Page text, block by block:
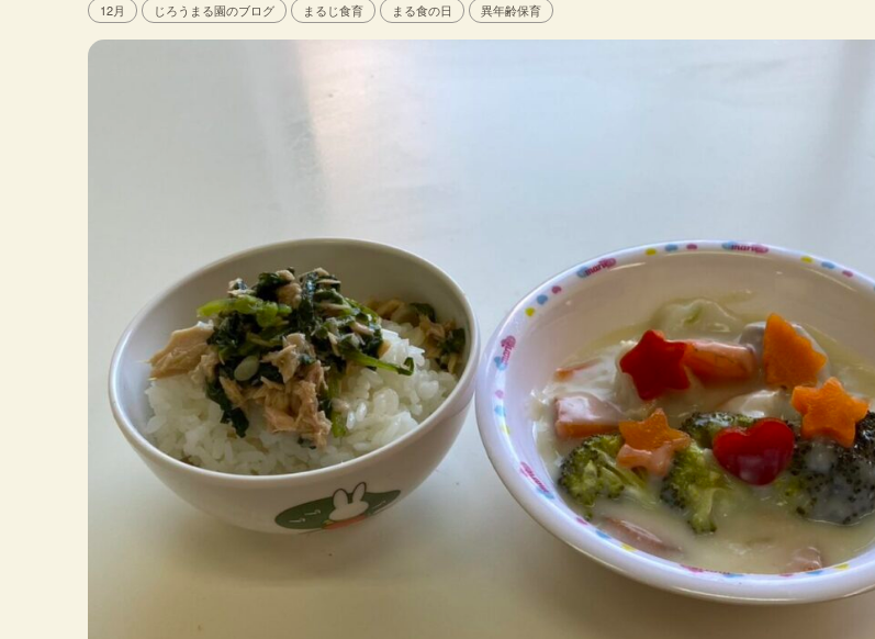
12月 じろうまる園のブログ まるじ食育 まる食の日 異年齢保育